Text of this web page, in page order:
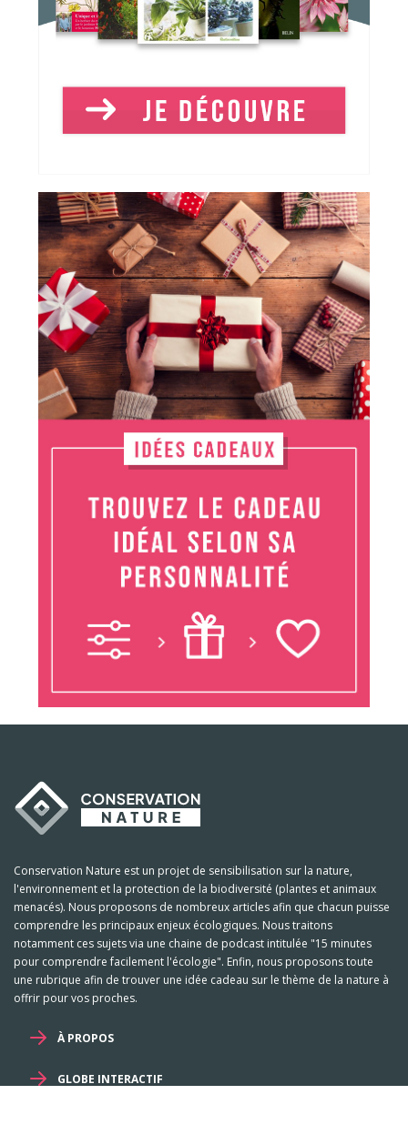
Conservation Nature est un projet de sensibilisation sur la nature,
l'environnement et la protection de la biodiversité (plantes et animaux
menacés). Nous proposons de nombreux articles afin que chacun puisse
comprendre les principaux enjeux écologiques. Nous traitons
notamment ces sujets via une chaine de podcast intitulée "15 minutes
pour comprendre facilement l'écologie". Enfin, nous proposons toute
une rubrique afin de trouver une idée cadeau sur le thème de la nature à
offrir pour vos proches.
À PROPOS
GLOBE INTERACTIF